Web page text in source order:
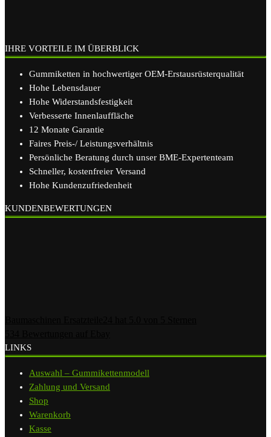
IHRE VORTEILE IM ÜBERBLICK
Gummiketten in hochwertiger OEM-Erstausrüsterqualität
Hohe Lebensdauer
Hohe Widerstandsfestigkeit
Verbesserte Innenlauffläche
12 Monate Garantie
Faires Preis-/ Leistungsverhältnis
Persönliche Beratung durch unser BME-Expertenteam
Schneller, kostenfreier Versand
Hohe Kundenzufriedenheit
KUNDENBEWERTUNGEN
LINKS
Auswahl – Gummikettenmodell
Zahlung und Versand
Shop
Warenkorb
Kasse